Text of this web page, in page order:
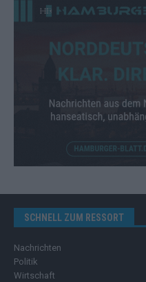
SCHNELL ZUM RESSORT
Nachrichten
Politik
Wirtschaft